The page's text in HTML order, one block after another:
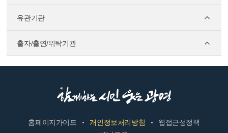
유관기관
출자/출연/위탁기관
홈페이지가이드 개인정보처리방침
웹접근성정책